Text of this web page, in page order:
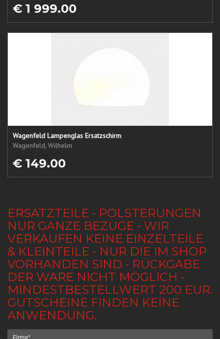
€ 1 999.00
Wagenfeld Lampenglas Ersatzschirm
Wagenfeld, Wilhelm
€ 149.00
ERSATZTEILE - POLSTERUNGEN
NUR GANZE BEZÜGE - WIR
VERKAUFEN KEINE EINZELTEILE
& KLEINTEILE - NUR DIE IM SHOP
VORHANDEN SIND - RÜCKGABE
DER WARE NICHT MÖGLICH -
MINDESTBESTELLWERT 200 EUR.
GUTSCHEINE FINDEN KEINE
ANWENDUNG.